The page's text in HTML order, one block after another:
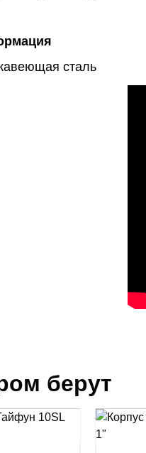
сталь
берут